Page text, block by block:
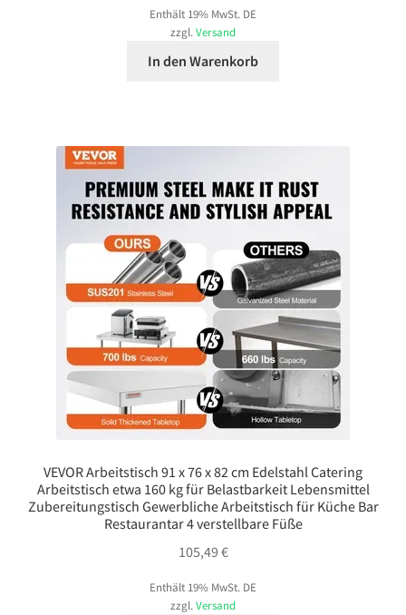
Enthält 19% MwSt. DE
zzgl. Versand
In den Warenkorb
VEVOR Arbeitstisch 91 x 76 x 82 cm Edelstahl Catering
Arbeitstisch etwa 160 kg für Belastbarkeit Lebensmittel
Zubereitungstisch Gewerbliche Arbeitstisch für Küche Bar
Restaurantar 4 verstellbare Füße
105,49 €
Enthält 19% MwSt. DE
zzgl. Versand